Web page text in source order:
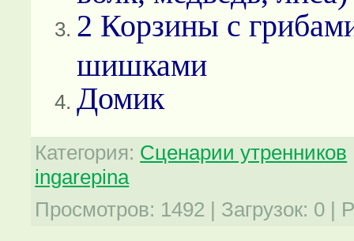
2 Корзины с
шишками
Домик
Категория: Сценарии утренников
ingarepina
Просмотров: 1492 | Загрузок: 0 |